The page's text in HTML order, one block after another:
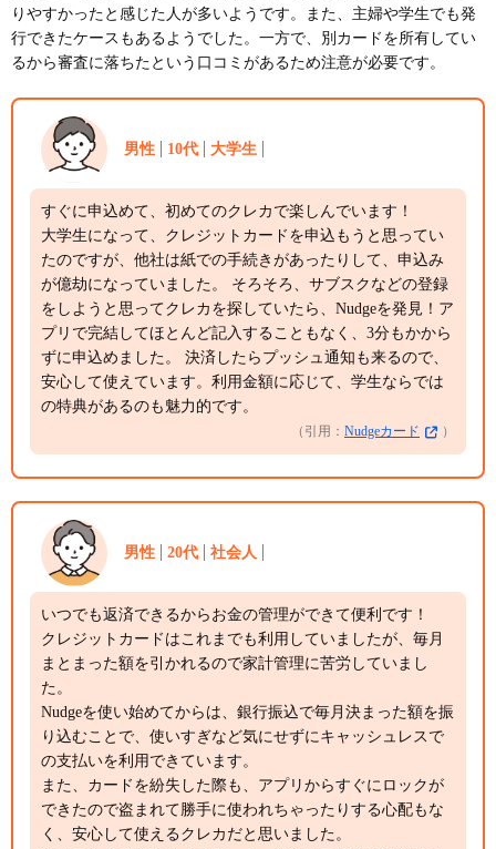
りやすかったと感じた人が多いようです。また、主婦や学生でも発
行できたケースもあるようでした。一方で、別カードを所有してい
るから審査に落ちたという口コミがあるため注意が必要です。
男性 10代 大学生
すぐに申込めて、初めてのクレカで楽しんでいます！
大学生になって、クレジットカードを申込もうと思ってい
たのですが、他社は紙での手続きがあったりして、申込み
が億劫になっていました。 そろそろ、サブスクなどの登録
をしようと思ってクレカを探していたら、Nudgeを発見！ア
プリで完結してほとんど記入することもなく、3分もかから
ずに申込めました。 決済したらプッシュ通知も来るので、
安心して使えています。利用金額に応じて、学生ならでは
の特典があるのも魅力的です。
（引用： Nudgeカード ）
男性 20代 社会人
いつでも返済できるからお金の管理ができて便利です！
クレジットカードはこれまでも利用していましたが、毎月
まとまった額を引かれるので家計管理に苦労していまし
た。
Nudgeを使い始めてからは、銀行振込で毎月決まった額を振
り込むことで、使いすぎなど気にせずにキャッシュレスで
の支払いを利用できています。
また、カードを紛失した際も、アプリからすぐにロックが
できたので盗まれて勝手に使われちゃったりする心配もな
く、安心して使えるクレカだと思いました。